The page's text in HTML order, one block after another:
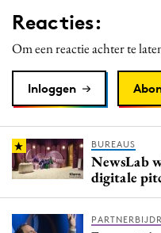
Diversiteit
Effectiviteit
Gedragsverandering
Influencer marketing
Interne communicatie
Martech
Media
Merkstrategie
PR
Reacties:
Om een reactie achter te
Inloggen
BUREAUS
NewsLab
digitale